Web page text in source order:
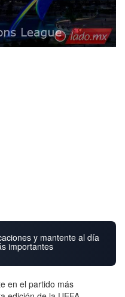
y mantente al día
importantes
en el partido más